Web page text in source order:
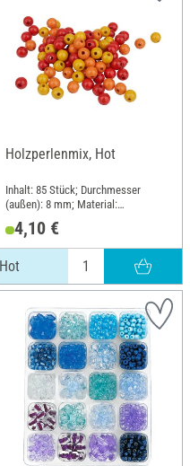
Holzperlenmix, Hot
Inhalt: 85 Stück; Durchmesser
(außen): 8 mm; Material:
4,10 €
Hot